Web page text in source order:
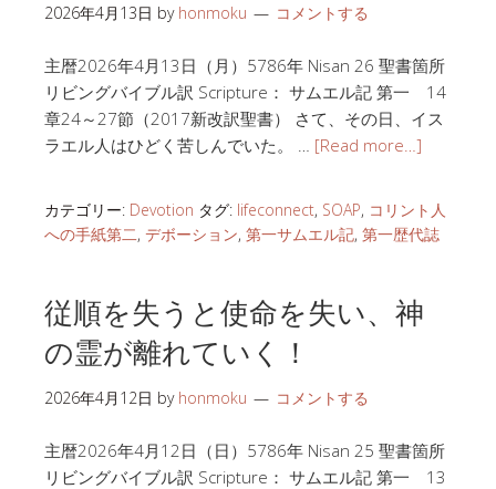
2026年4月13日 by honmoku コメントする
主暦2026年4月13日（月）5786年 Nisan 26 聖書箇所
リビングバイブル訳 Scripture： サムエル記 第一 14
章24～27節（2017新改訳聖書） さて、その日、イス
ラエル人はひどく苦しんでいた。 … [Read more…]
カテゴリー: Devotion タグ: lifeconnect, SOAP, コリント人
への手紙第二, デボーション, 第一サムエル記, 第一歴代誌
従順を失うと使命を失い、神
の霊が離れていく！
2026年4月12日 by honmoku コメントする
主暦2026年4月12日（日）5786年 Nisan 25 聖書箇所
リビングバイブル訳 Scripture： サムエル記 第一 13